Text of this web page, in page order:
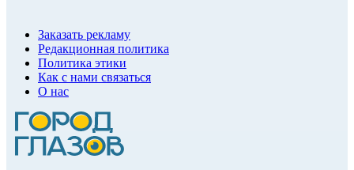
Заказать рекламу
Редакционная политика
Политика этики
Как с нами связаться
О нас